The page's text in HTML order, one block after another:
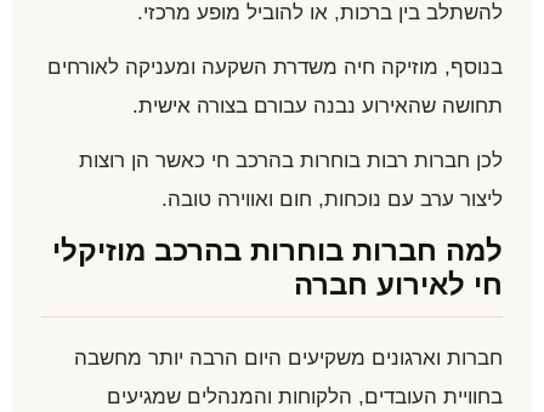
להשתלב בין ברכות, או להוביל מופע מרכזי.
בנוסף, מוזיקה חיה משדרת השקעה ומעניקה לאורחים
תחושה שהאירוע נבנה עבורם בצורה אישית.
לכן חברות רבות בוחרות בהרכב חי כאשר הן רוצות
ליצור ערב עם נוכחות, חום ואווירה טובה.
למה חברות בוחרות בהרכב מוזיקלי
חי לאירוע חברה
חברות וארגונים משקיעים היום הרבה יותר מחשבה
בחוויית העובדים, הלקוחות והמנהלים שמגיעים